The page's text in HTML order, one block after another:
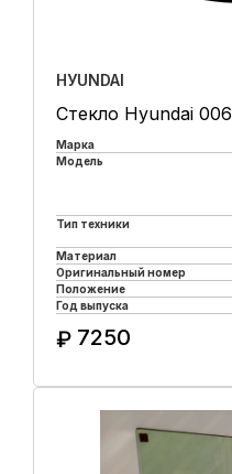
HУUNDAI
Стекло Hyundai 006
Марка
Модель
Тип техники
Материал
Оригинальный номер
Положение
Год выпуска
₽ 7250